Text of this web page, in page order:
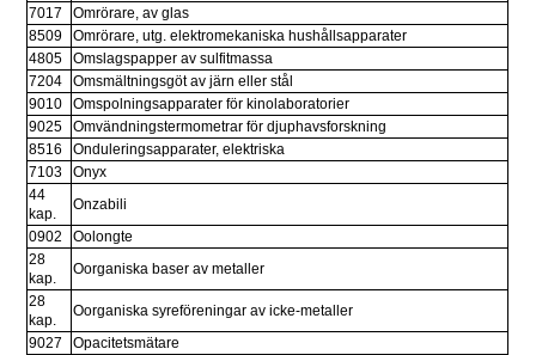
7017
Omrörare, av glas
8509
Omrörare, utg. elektromekaniska hushållsapparater
4805
Omslagspapper av sulfitmassa
7204
Omsmältningsgöt av järn eller stål
9010
Omspolningsapparater för kinolaboratorier
9025
Omvändningstermometrar för djuphavsforskning
8516
Onduleringsapparater, elektriska
7103
Onyx
44
kap.
Onzabili
0902
Oolongte
28
kap.
Oorganiska baser av metaller
28
kap.
Oorganiska syreföreningar av icke-metaller
9027
Opacitetsmätare